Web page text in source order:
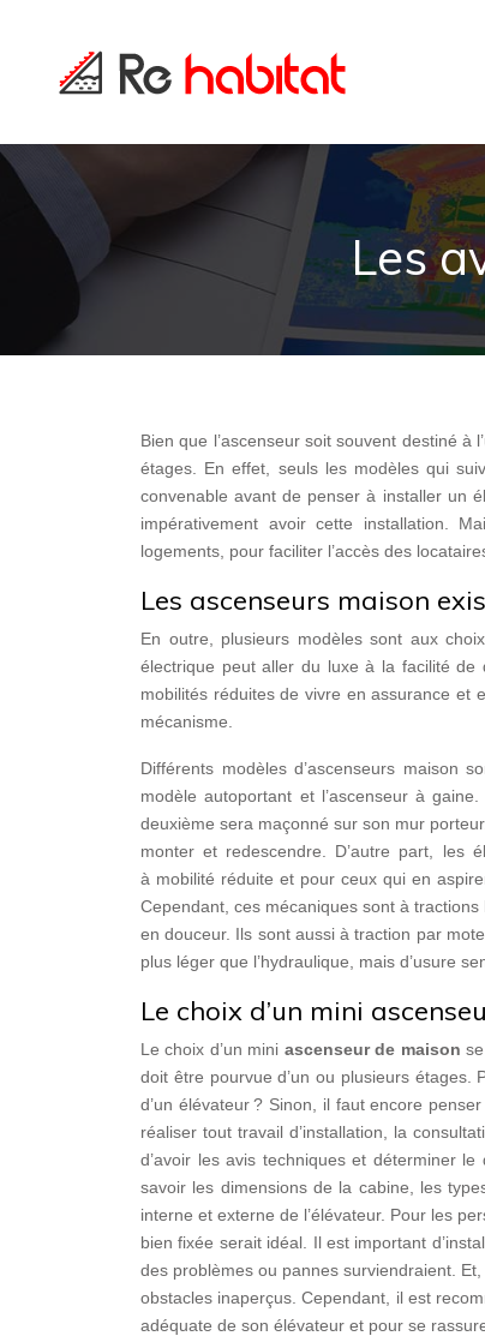
Les
Bien que l’ascenseur soit souvent destiné
étages. En effet, seuls les modèles qui
convenable avant de penser à installer un
impérativement avoir cette installation.
logements, pour faciliter l’accès des
Les ascenseurs maison
En outre, plusieurs modèles sont aux
électrique peut aller du luxe à la facilité de
mobilités réduites de vivre en assurance et
mécanisme.
Différents modèles d’ascenseurs maison
modèle autoportant et l’ascenseur à
deuxième sera maçonné sur son mur
monter et redescendre. D’autre part, les
à mobilité réduite et pour ceux qui en
Cependant, ces mécaniques sont à
en douceur. Ils sont aussi à traction par
plus léger que l’hydraulique, mais d’usure
Le choix d’un mini
Le choix d’un mini ascenseur de maison
doit être pourvue d’un ou plusieurs étages.
d’un élévateur ? Sinon, il faut encore
réaliser tout travail d’installation, la
d’avoir les avis techniques et déterminer
savoir les dimensions de la cabine, les
interne et externe de l’élévateur. Pour les
bien fixée serait idéal. Il est important
des problèmes ou pannes surviendraient.
obstacles inaperçus. Cependant, il est
adéquate de son élévateur et pour se